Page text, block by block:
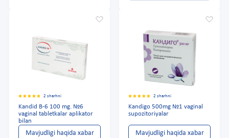
2 sharhni
Kandid B-6 100 mg. №6
vaginal tabletkalar aplikator
bilan
Mavjudligi haqida xabar
2 sharhni
Kandigo 500mg №1 vaginal
supozitoriyalar
Mavjudligi haqida xabar